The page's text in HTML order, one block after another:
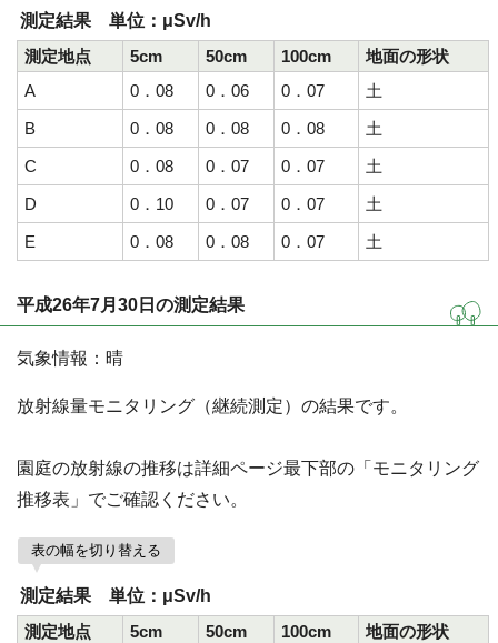
測定結果 単位：μSv/h
測定地点
5cm 50cm 100cm
地面の形状
A
0．08 0．06 0．07
土
B
0．08 0．08 0．08
土
C
0．08 0．07 0．07
土
D
0．10 0．07 0．07
土
E
0．08 0．08 0．07 土
平成26年7月30日の測定結果
気象情報：晴
放射線量モニタリング（継続測定）の結果です。
園庭の放射線の推移は詳細ページ最下部の「モニタリング
推移表」でご確認ください。
表の幅を切り替える
測定結果 単位：μSv/h
測定地点
5cm 50cm 100cm
地面の形状